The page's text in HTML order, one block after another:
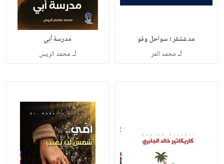
مدغشقر ؛ سواحل وقو
لـ محمد المر
مدرسة أبي
لـ محمد الريس